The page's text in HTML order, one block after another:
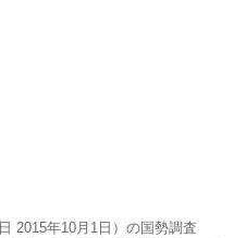
2015年10月1日）の国勢調査